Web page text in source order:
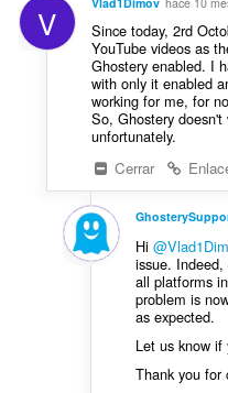
V
Since today, 2rd
YouTube videos as
Ghostery enabled. I
with only it enabled
working for me, for
So, Ghostery doesn't
unfortunately.
Cerrar
Hi
issue.
all platforms
problem is
as expected.
Let us know if
Thank you for